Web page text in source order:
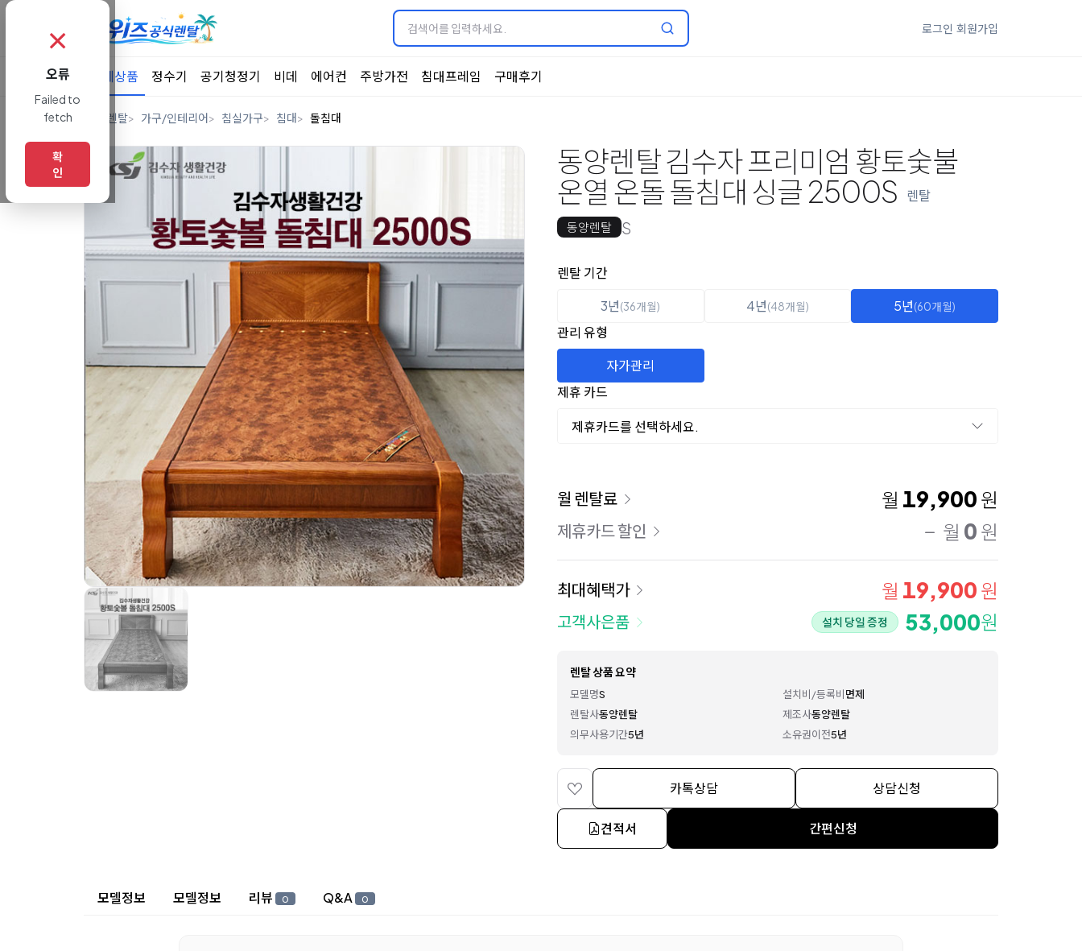
로그인 회원가입
전체상품 정수기 공기청정기 비데 에어컨 주방가전 침대프레임 구매후기
렌탈 가구/인테리어 침실가구 침대 돌침대
동양렌탈 김수자 프리미엄 황토숯불
온열 온돌 돌침대 싱글 2500S
렌탈
동양렌탈 S
옵션 선택
렌탈 선택
렌탈 기간
3년(36개월) 4년(48개월) 5년(60개월)
관리 유형
자가관리
제휴 카드
제휴카드를 선택하세요.
이용 요금
월 렌탈료 월 19,900 원
제휴카드 할인 월 0 원
최대혜택가 월 19,900 원
고객사은품 설치 당일 증정 53,000원
렌탈 상품 요약
모델명S 설치비/등록비면제
렌탈사동양렌탈 제조사동양렌탈
의무사용기간5년 소유권이전5년
카톡상담 상담신청
견적서 간편신청
상세 정보
모델정보 모델정보 리뷰 0 Q&A 0
✗
오류
Failed to
fetch
확
인